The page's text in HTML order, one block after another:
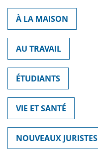
À LA MAISON
AU TRAVAIL
ÉTUDIANTS
VIE ET SANTÉ
NOUVEAUX JURISTES